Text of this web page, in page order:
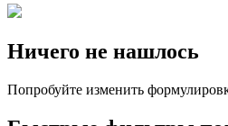
Ничего не нашлось
Попробуйте изменить